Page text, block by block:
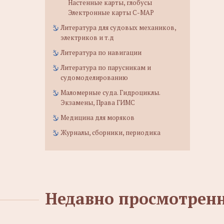
Настенные карты, глобусы
Электронные карты C-MAP
Литература для судовых механиков,
электриков и т.д
Литература по навигации
Литература по парусникам и
судомоделированию
Маломерные суда. Гидроциклы.
Экзамены, Права ГИМС
Медицина для моряков
Журналы, сборники, периодика
Недавно